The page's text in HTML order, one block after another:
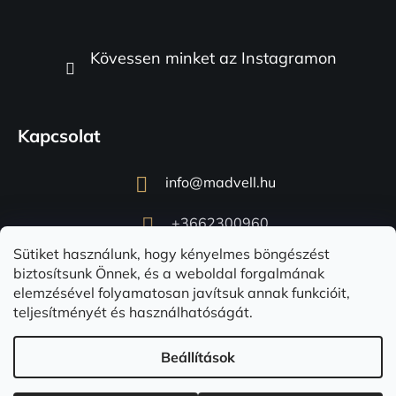
Sütiket használunk, hogy kényelmes böngészést
biztosítsunk Önnek, és a weboldal forgalmának
elemzésével folyamatosan javítsuk annak funkcióit,
teljesítményét és használhatóságát.
Beállítások
Kövessen minket az Instagramon
Kapcsolat
info@madvell.hu
+3662300960
Shoptet készítette